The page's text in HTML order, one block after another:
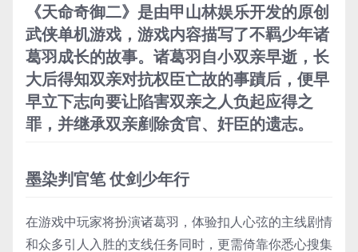
《天命奇御二》是由甲山林娱乐开发的原创
武侠单机游戏，游戏内容描写了不羁少年诸
葛羽成长的故事。诸葛羽自小双亲早逝，长
大后得知双亲对抗权臣亡故的事蹟后，便早
早立下志向要让陷害双亲之人负起应得之
罪，并继承双亲剷除贪官、奸臣的遗志。
墨染判官笔 仗剑少年行
在游戏中玩家将扮演诸葛羽，体验扣人心弦的主线剧情
和众多引人入胜的支线任务同时，更需倚靠你悉心搜集